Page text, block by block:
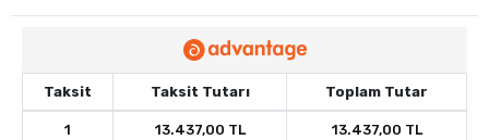
Taksit Taksit Tutarı Toplam Tutar
1 13.437,00 TL 13.437,00 TL